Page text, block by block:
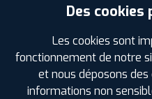
Des cookies
Les cookies sont
fonctionnement de notre
et nous déposons
informations non